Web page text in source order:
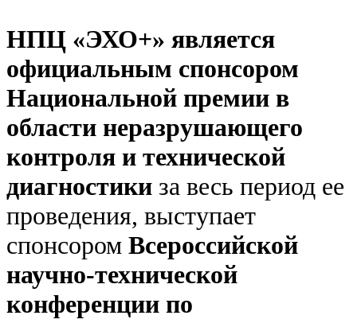
НПЦ «ЭХО+» является
официальным спонсором
Национальной премии в
области неразрушающего
контроля и технической
диагностики за весь период ее
проведения, выступает
спонсором Всероссийской
научно-технической
конференции по